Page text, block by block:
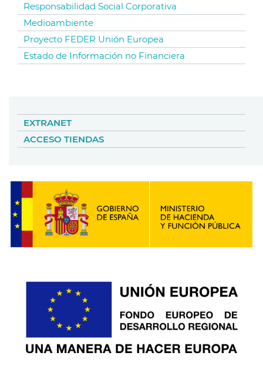
Responsabilidad Social Corporativa
Medioambiente
Proyecto FEDER Unión Europea
Estado de Información no Financiera
EXTRANET
ACCESO TIENDAS